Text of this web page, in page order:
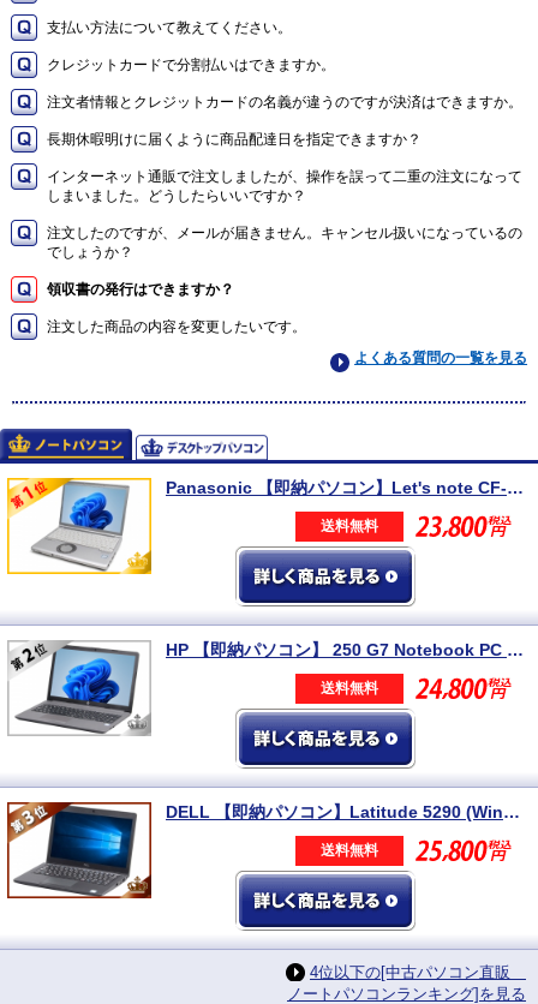
支払い方法について教えてください。
クレジットカードで分割払いはできますか。
注文者情報とクレジットカードの名義が違うのですが決済はできますか。
長期休暇明けに届くように商品配達日を指定できますか？
インターネット通販で注文しましたが、操作を誤って二重の注文になって
しまいました。どうしたらいいですか？
注文したのですが、メールが届きません。キャンセル扱いになっているの
でしょうか？
領収書の発行はできますか？
注文した商品の内容を変更したいです。
よくある質問の一覧を見る
Panasonic 【即納パソコン】Let's note CF-SV8 (Win11pro64) 5N8
送料無料
HP 【即納パソコン】 250 G7 Notebook PC (Win11pro64) 5N8 ※テンキー付
送料無料
DELL 【即納パソコン】Latitude 5290 (Win11pro64) 5N8
送料無料
4位以下の[中古パソコン直販
ノートパソコンランキング]を見る